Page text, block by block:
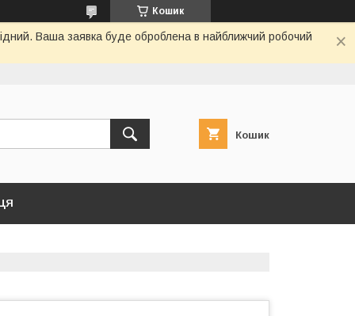
Кошик
Ваша заявка буде оброблена в найближчий робочий
Кошик